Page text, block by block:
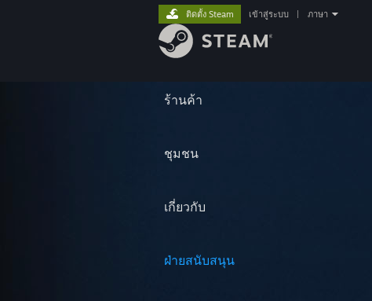
ร้านค้า
ชุมชน
เกี่ยวกับ
ฝ่ายสนับสนุน
ติดตั้ง Steam เข้าสู่ระบบ ภาษา